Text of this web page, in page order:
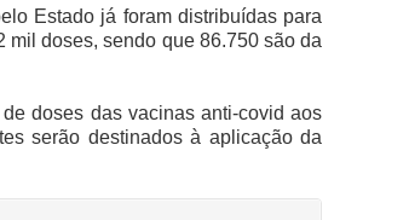
Estado já foram distribuídas para
doses, sendo que 86.750 são da
doses das vacinas anti-covid aos
serão destinados à aplicação da